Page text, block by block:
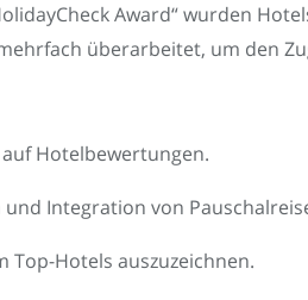
Award“ wurden
überarbeitet, um den
Hotelbewertungen.
Integration von
Top-Hotels auszuzeichnen.